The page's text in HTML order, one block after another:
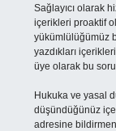
Sağlayıcı olarak
içerikleri proaktif
yükümlülüğümüz
yazdıkları
üye olarak bu
Hukuka ve yasal
düşündüğünüz
adresine